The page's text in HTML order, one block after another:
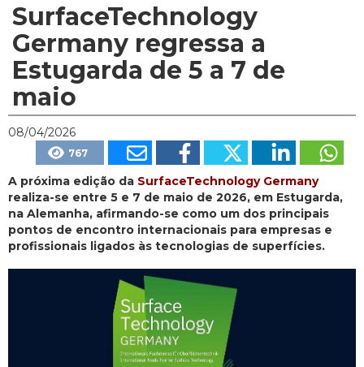
SurfaceTechnology
Germany regressa a
Estugarda de 5 a 7 de
maio
08/04/2026
767
A próxima edição da SurfaceTechnology Germany
realiza-se entre 5 e 7 de maio de 2026, em Estugarda,
na Alemanha, afirmando-se como um dos principais
pontos de encontro internacionais para empresas e
profissionais ligados às tecnologias de superfícies.